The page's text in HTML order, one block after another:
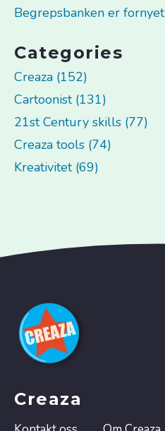
Begrepsbanken er fornyet
Categories
Creaza (152)
Cartoonist (131)
21st Century skills (77)
Creaza tools (74)
Kreativitet (69)
Creaza